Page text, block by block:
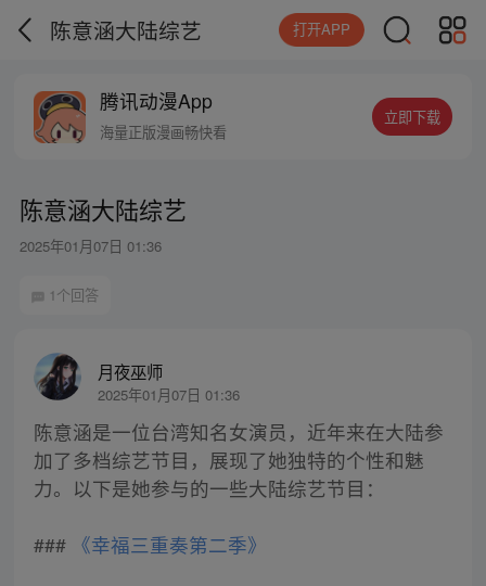
陈意涵大陆综艺 打开APP
腾讯动漫App
海量正版漫画畅快看
立即下载
陈意涵大陆综艺
2025年01月07日 01:36
1个回答
月夜巫师
2025年01月07日 01:36
陈意涵是一位台湾知名女演员，近年来在大陆参
加了多档综艺节目，展现了她独特的个性和魅
力。以下是她参与的一些大陆综艺节目：
### 《幸福三重奏第二季》